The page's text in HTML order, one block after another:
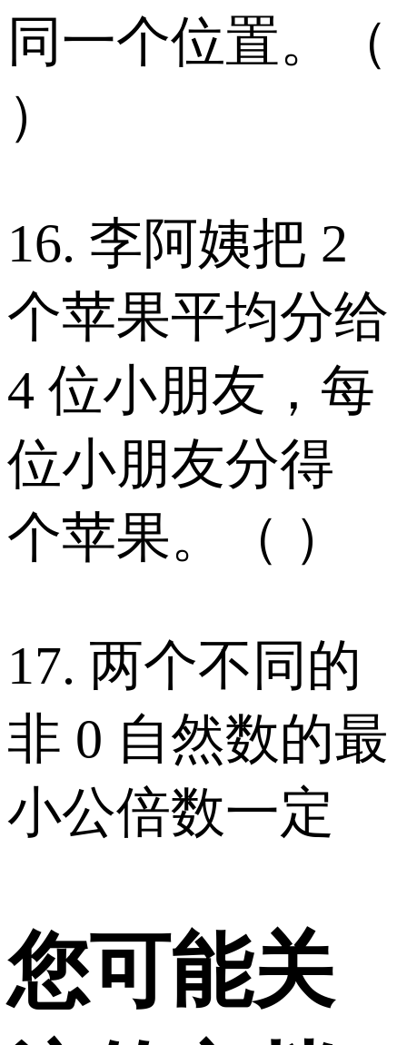
同一个位置。（
）
16. 李阿姨把 2
个苹果平均分给
4 位小朋友，每
位小朋友分得
个苹果。（ ）
17. 两个不同的
非 0 自然数的最
小公倍数一定
您可能关